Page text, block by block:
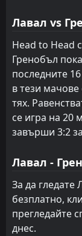
FT
10Apr
FT
18:00
FT
20Mar
Лавал vs
Head to Head
Гренобъл
последните
в тези
тях.
се игра на 20
завърши 3:2
Лавал -
За да
безплатно,
прегледайте
днес.